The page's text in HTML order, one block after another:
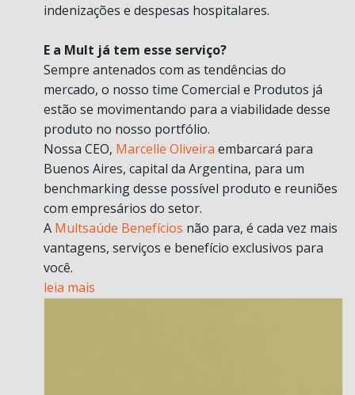
indenizações e despesas hospitalares.
E a Mult já tem esse serviço?
Sempre antenados com as tendências do
mercado, o nosso time Comercial e Produtos já
estão se movimentando para a viabilidade desse
produto no nosso portfólio.
Nossa CEO, Marcelle Oliveira embarcará para
Buenos Aires, capital da Argentina, para um
benchmarking desse possível produto e reuniões
com empresários do setor.
A Multsaúde Benefícios não para, é cada vez mais
vantagens, serviços e benefício exclusivos para
você.
leia mais